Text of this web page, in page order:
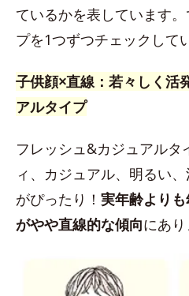
ているかを表しています
プを1つずつチェックして
子供顔×直線：若々しく活
アルタイプ
フレッシュ&カジュアルタ
ィ、カジュアル、明るい
がぴったり！ 実年齢より
がやや直線的な傾向にあり